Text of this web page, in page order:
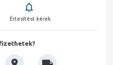
Értesítést kérek